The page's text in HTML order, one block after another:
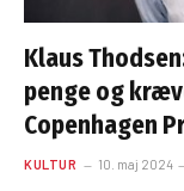
Klaus
penge og
Copenhagen
KULTUR 10. maj 2024